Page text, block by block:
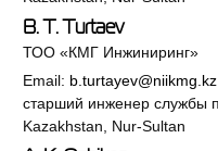
B. T. Turtaev
ТОО «КМГ Инжиниринг»
Email: b.turtayev@niikmg.kz
старший инженер службы
Kazakhstan, Nur-Sultan